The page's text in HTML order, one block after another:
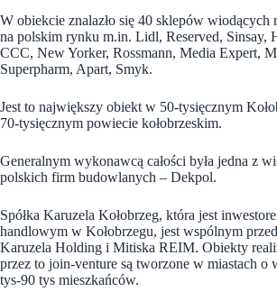
W obiekcie znalazło się 40 sklepów wiodących
na polskim rynku m.in. Lidl, Reserved, Sinsay,
CCC, New Yorker, Rossmann, Media Expert,
Superpharm, Apart, Smyk.
Jest to największy obiekt w 50-tysięcznym
70-tysięcznym powiecie kołobrzeskim.
Generalnym wykonawcą całości była jedna z
polskich firm budowlanych – Dekpol.
Spółka Karuzela Kołobrzeg, która jest
handlowym w Kołobrzegu, jest wspólnym
Karuzela Holding i Mitiska REIM. Obiekty
przez to join-venture są tworzone w miastach o
tys-90 tys mieszkańców.